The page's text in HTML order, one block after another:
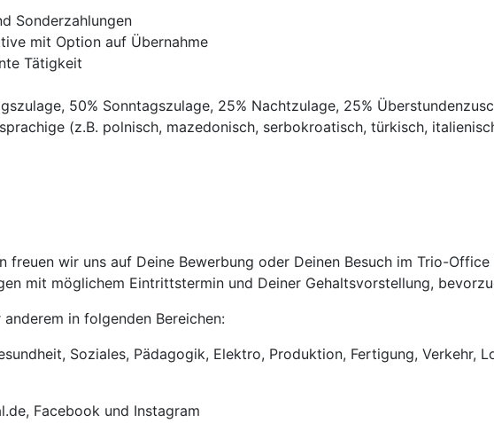
Sonderzahlungen
mit Option auf Übernahme
Tätigkeit
50% Sonntagszulage, 25% Nachtzulage, 25%
(z.B. polnisch, mazedonisch, serbokroatisch, türkisch,
freuen wir uns auf Deine Bewerbung oder Deinen Besuch im Trio-
mit möglichem Eintrittstermin und Deiner Gehaltsvorstellung,
in folgenden Bereichen:
Soziales, Pädagogik, Elektro, Produktion, Fertigung, Verkehr,
Facebook und Instagram